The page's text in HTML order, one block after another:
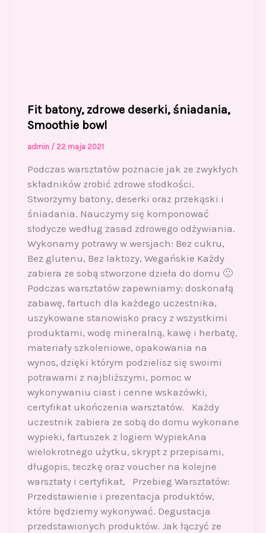
Fit batony, zdrowe deserki, śniadania,
Smoothie bowl
admin / 22 maja 2021
Podczas warsztatów poznacie jak ze zwykłych
składników zrobić zdrowe słodkości.
Stworzymy batony, deserki oraz przekąski i
śniadania. Nauczymy się komponować
słodycze według zasad zdrowego odżywiania.
Wykonamy potrawy w wersjach: Bez cukru,
Bez glutenu, Bez laktozy, Wegańskie Każdy
zabiera ze sobą stworzone dzieła do domu 🙂
Podczas warsztatów zapewniamy: doskonałą
zabawę, fartuch dla każdego uczestnika,
uszykowane stanowisko pracy z wszystkimi
produktami, wodę mineralną, kawę i herbatę,
materiały szkoleniowe, opakowania na
wynos, dzięki którym podzielisz się swoimi
potrawami z najbliższymi, pomoc w
wykonywaniu ciast i cenne wskazówki,
certyfikat ukończenia warsztatów. Każdy
uczestnik zabiera ze sobą do domu wykonane
wypieki, fartuszek z logiem WypiekAna
wielokrotnego użytku, skrypt z przepisami,
długopis, teczkę oraz voucher na kolejne
warsztaty i certyfikat, Przebieg Warsztatów:
Przedstawienie i prezentacja produktów,
które będziemy wykonywać. Degustacja
przedstawionych produktów. Jak łączyć ze